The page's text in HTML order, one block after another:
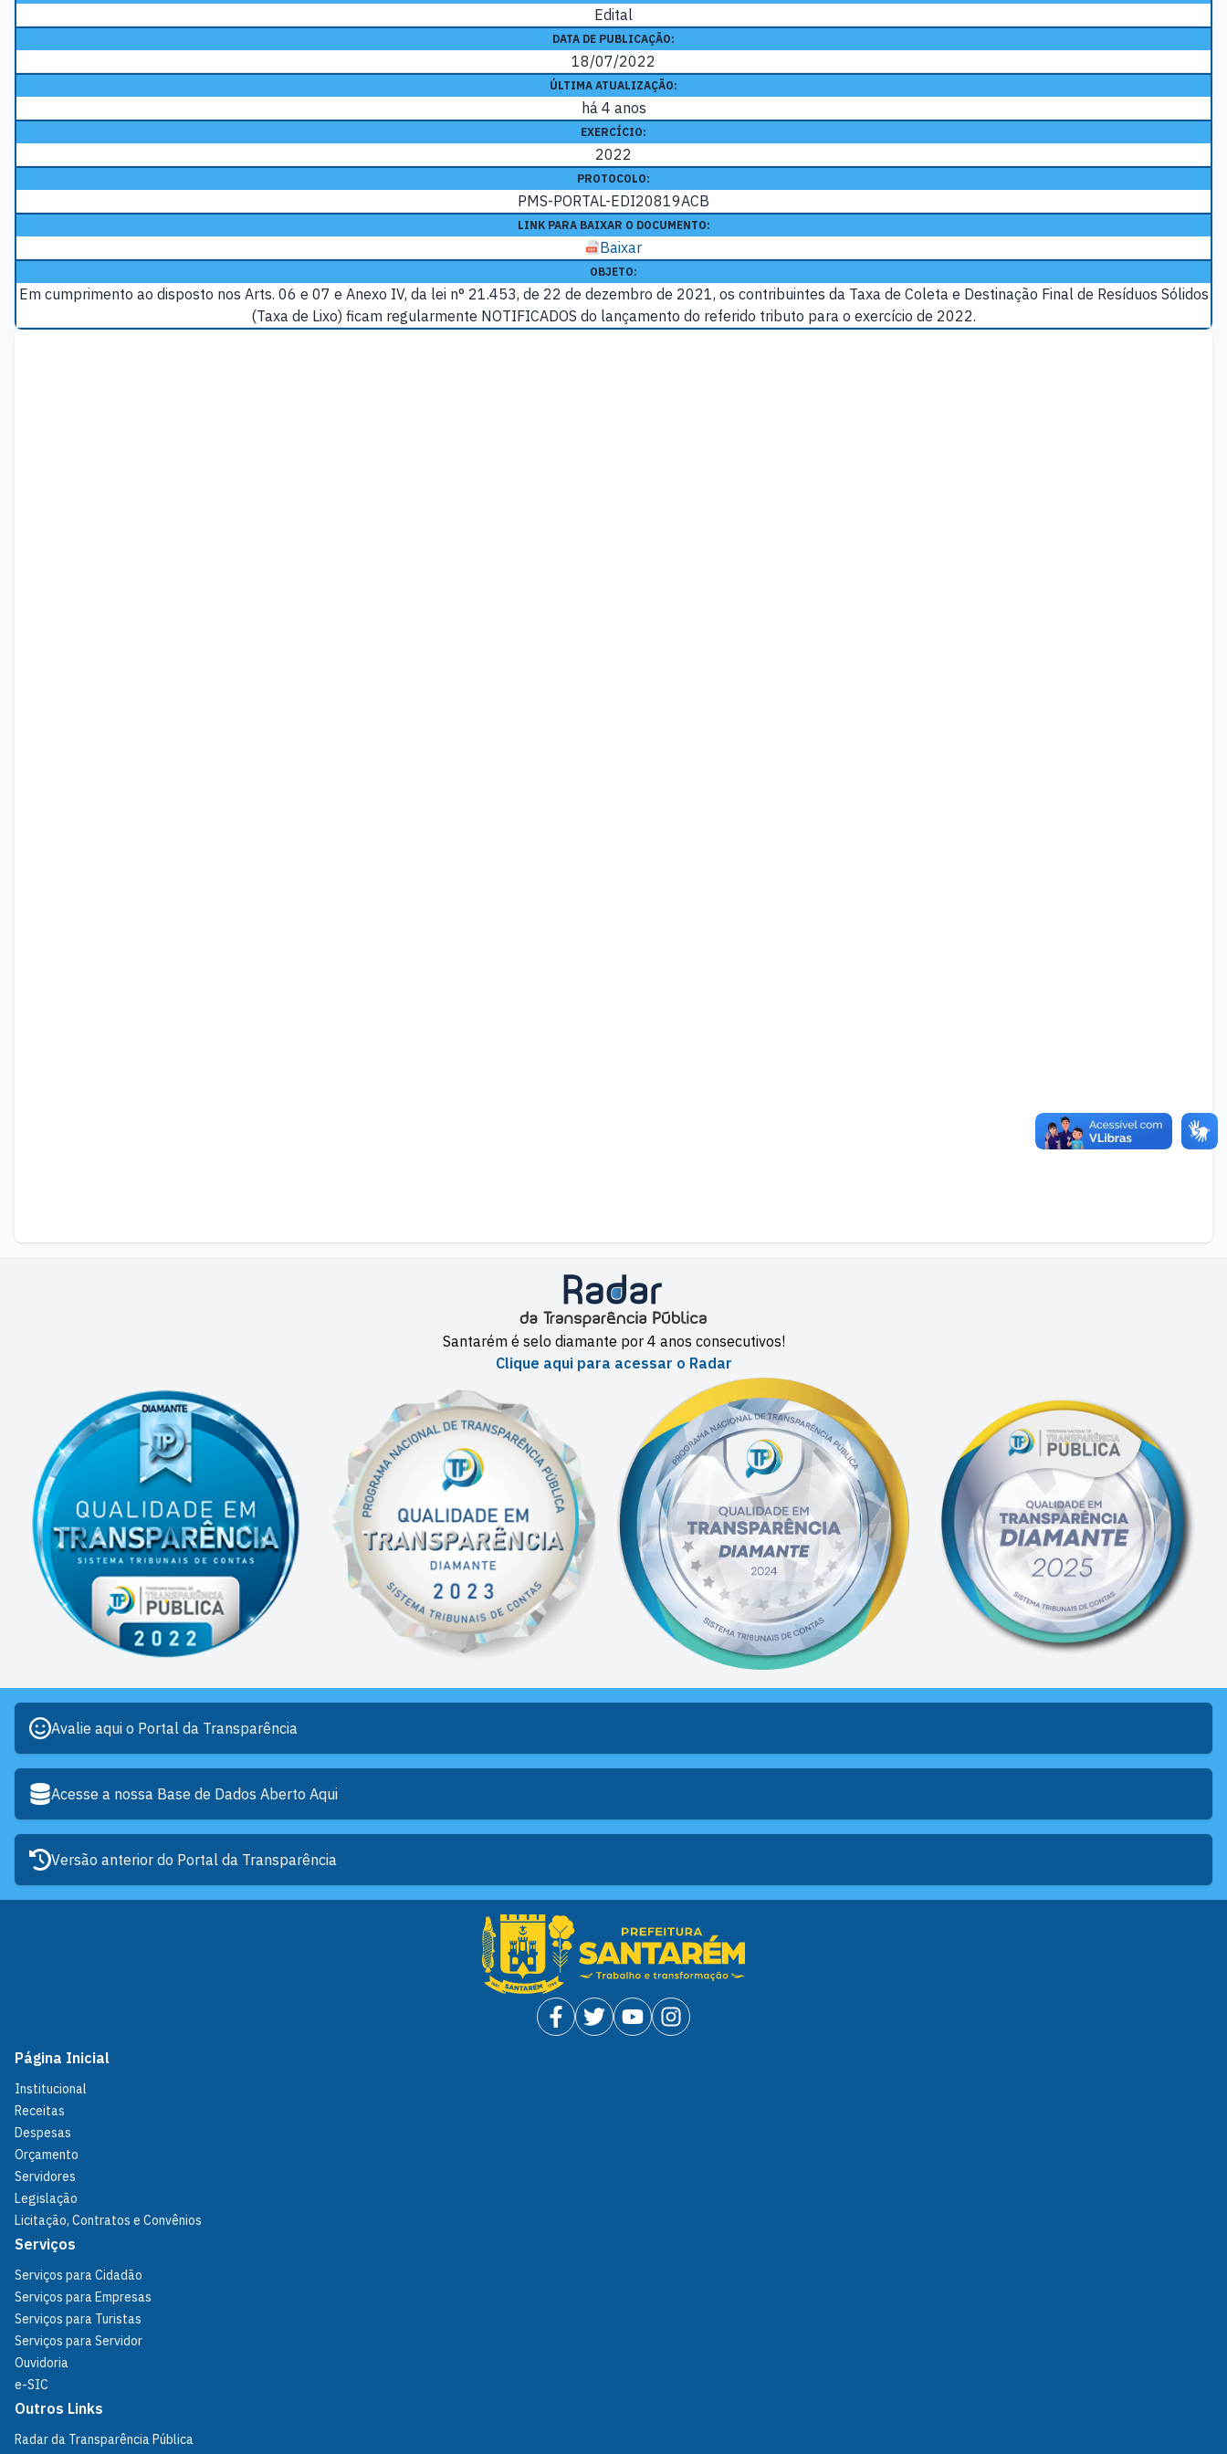
Edital
DATA DE PUBLICAÇÃO:
18/07/2022
ÚLTIMA ATUALIZAÇÃO:
há 4 anos
EXERCÍCIO:
2022
PROTOCOLO:
PMS-PORTAL-EDI20819ACB
LINK PARA BAIXAR O DOCUMENTO:
Baixar
OBJETO:
Em cumprimento ao disposto nos Arts. 06 e 07 e Anexo IV, da lei n° 21.453, de 22 de dezembro de 2021, os contribuintes da Taxa de Coleta e Destinação Final de Resíduos Sólidos
(Taxa de Lixo) ficam regularmente NOTIFICADOS do lançamento do referido tributo para o exercício de 2022.
Santarém é selo diamante por 4 anos consecutivos!
Clique aqui para acessar o Radar
Avalie aqui o Portal da Transparência
Acesse a nossa Base de Dados Aberto Aqui
Versão anterior do Portal da Transparência
Página Inicial
Institucional
Receitas
Despesas
Orçamento
Servidores
Legislação
Licitação, Contratos e Convênios
Serviços
Serviços para Cidadão
Serviços para Empresas
Serviços para Turistas
Serviços para Servidor
Ouvidoria
e-SIC
Outros Links
Radar da Transparência Pública